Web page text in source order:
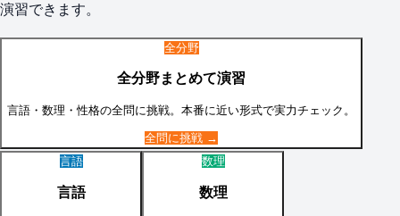
演習できます。
全分野
全分野まとめて演習
言語・数理・性格の全問に挑戦。本番に近い形式で実力チェック。
全問に挑戦 →
言語
言語
数理
数理